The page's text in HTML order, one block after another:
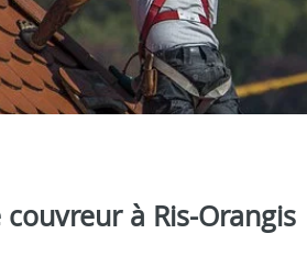
à Ris-Orangis